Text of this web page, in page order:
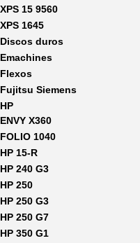
XPS 15 9560
XPS 1645
Discos duros
Emachines
Flexos
Fujitsu Siemens
HP
ENVY X360
FOLIO 1040
HP 15-R
HP 240 G3
HP 250
HP 250 G3
HP 250 G7
HP 350 G1